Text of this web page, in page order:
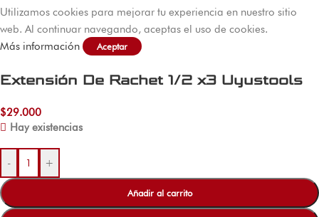
Utilizamos cookies para mejorar tu experiencia en nuestro sitio
web. Al continuar navegando, aceptas el uso de cookies.
Más información
Aceptar
Extensión De Rachet 1/2 x3 Uyustools
$29.000
Hay existencias
- +
Añadir al carrito